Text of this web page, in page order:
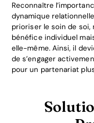
Reconnaître
dynamique
prioriser le soin de soi,
bénéfice individuel
elle-même. Ainsi, il
de s’engager
pour un partenariat